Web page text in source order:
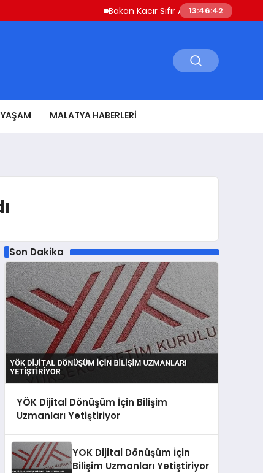
Bakan Kacır Sıfır Atık Projelerine 914
13:46:43
YAŞAM MALATYA HABERLERI
Son Dakika
YÖK Dijital Dönüşüm İçin Bilişim
Uzmanları Yetiştiriyor
YOK Dijital Dönüşüm İçin
Bilişim Uzmanları Yetiştiriyor